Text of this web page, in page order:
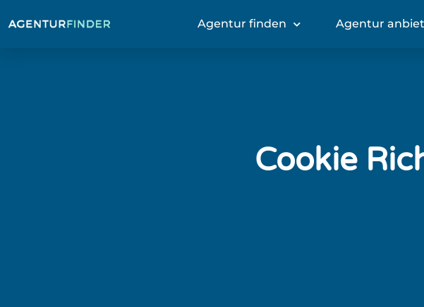
Agentur finden Agentur
Cookie